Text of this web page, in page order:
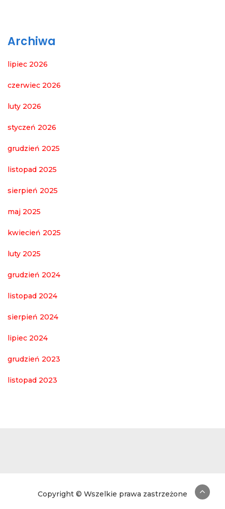
Archiwa
lipiec 2026
czerwiec 2026
luty 2026
styczeń 2026
grudzień 2025
listopad 2025
sierpień 2025
maj 2025
kwiecień 2025
luty 2025
grudzień 2024
listopad 2024
sierpień 2024
lipiec 2024
grudzień 2023
listopad 2023
Copyright © Wszelkie prawa zastrzeżone